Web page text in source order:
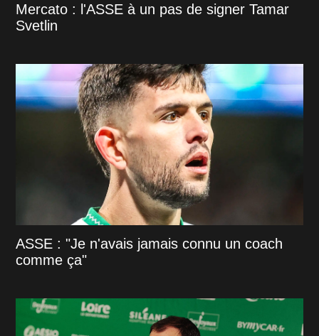
Mercato : l'ASSE à un pas de signer Tamar
Svetlin
ASSE : "Je n'avais jamais connu un coach
comme ça"